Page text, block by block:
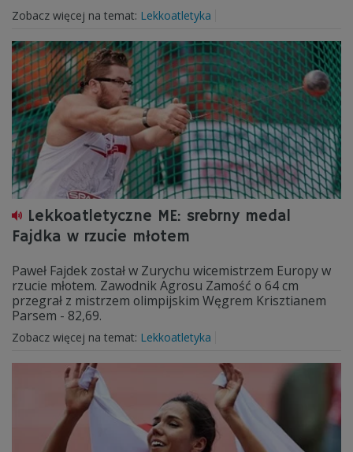
Zobacz więcej na temat: Lekkoatletyka
Lekkoatletyczne ME: srebrny medal
Fajdka w rzucie młotem
Paweł Fajdek został w Zurychu wicemistrzem Europy w
rzucie młotem. Zawodnik Agrosu Zamość o 64 cm
przegrał z mistrzem olimpijskim Węgrem Krisztianem
Parsem - 82,69.
Zobacz więcej na temat: Lekkoatletyka